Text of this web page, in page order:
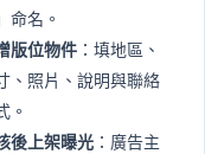
命名。
版位物件 ：填地區、
、照片、說明與聯絡
。
後上架曝光 ：廣告主